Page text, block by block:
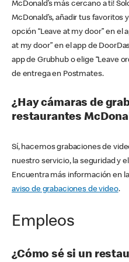
McDonald’s más cercano a ti!
McDonald’s, añadir tus
opción “Leave at my door” en el
at my door” en el app de
app de Grubhub o elige “Leave
de entrega en Postmates.
¿Hay cámaras de
restaurantes
Sí, hacemos grabaciones de
nuestro servicio, la seguridad y
Encuentra más información en
aviso de grabaciones de video.
Empleos
¿Cómo sé si un